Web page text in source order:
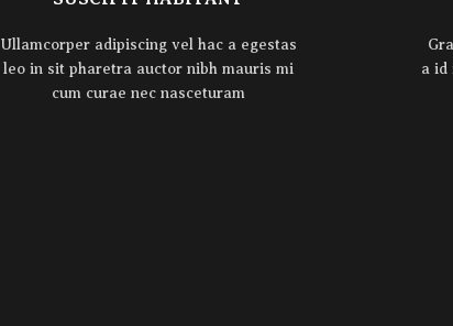
Ullamcorper adipiscing vel hac a egestas
leo in sit pharetra auctor nibh mauris mi
cum curae nec nasceturam
a id